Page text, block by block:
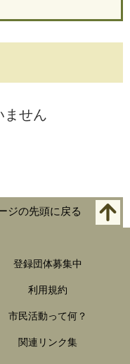
ません
ジの先頭に戻る
登録団体募集中
利用規約
市民活動って何？
関連リンク集